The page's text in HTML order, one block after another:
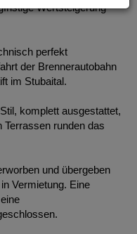
Wertsteigerung
perfekt
der Brennerautobahn
im Stubaital.
komplett ausgestattet,
runden das
und übergeben
Vermietung. Eine